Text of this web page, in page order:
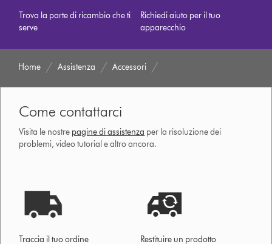
Trova la parte di ricambio che ti
serve
Richiedi aiuto per il tuo
apparecchio
Home Assistenza Accessori
Come contattarci
Visita le nostre pagine di assistenza per la risoluzione dei
problemi, video tutorial e altro ancora.
Traccia il tuo ordine Restituire un prodotto